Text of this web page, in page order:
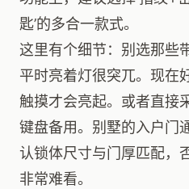
匙’的多合一款式。
这里有个细节：别选那些
平时亮着灯很突兀。现在
触摸才会亮起。或者直接
键盘备用。别墅的入户门
认锁体尺寸与门厚匹配，
非常难看。